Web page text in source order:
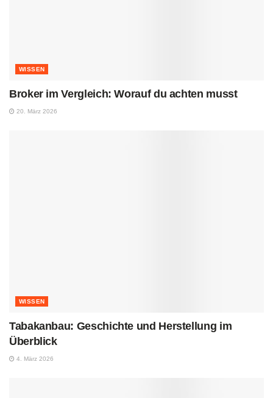
WISSEN
Broker im Vergleich: Worauf du achten musst
20. März 2026
WISSEN
Tabakanbau: Geschichte und Herstellung im
Überblick
4. März 2026